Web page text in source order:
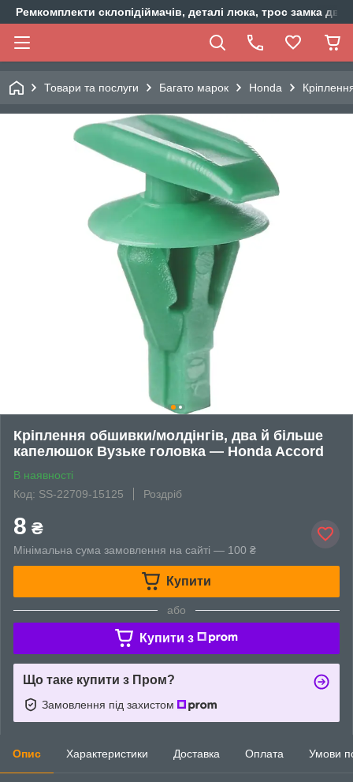
Ремкомплекти склопідіймачів, деталі люка, трос замка
Товари та послуги Багато марок Honda
Кріплення обшивки/молдінгів, два й більше
капелюшок Вузьке головка — Honda Accord
В наявності
Код: SS-22709-15125
Роздріб
8 ₴
Мінімальна сума замовлення на сайті — 100 ₴
Купити
або
Купити з
Що таке купити з Пром?
Замовлення під захистом
Опис Характеристики Доставка Оплата Умови